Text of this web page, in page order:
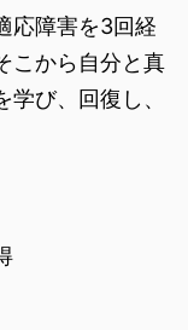
応障害を3回経
こから自分と真
び、回復し、